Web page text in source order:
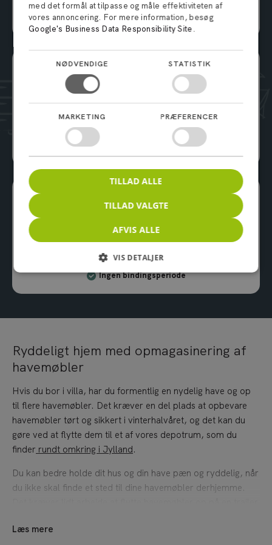
Ingen bindingsperiode
Mellem
6 m2 / 18 m3
Bestil depotrum
Ingen bindingsperiode
9 m2 / 27 m3
1.275,-
Bestil depotrum
Ingen bindingsperiode
Ryddeligt hjem med opmagasinering af
havemøbler
Hvis du bor i villa, har du formentlig en nydelig have og op
til flere havemøbler. Det kræver en del plads at opbevare
havemøbler tørt og sikkert i vinterhalvåret, og det kan du
gøre ved at flytte dem til et af vores depotrum, som du
finder rundt omkring i Jylland.
Du kan bedre holde dit hus og din have pæn og ryddelig, når
du ikke skal finde et sted til dine havemøbler derhjemme.
gengæld står de tørt, frostfrit og sikkert i depotrummet.
Læs mere
med det formål at tilpasse og måle effektiviteten af
vores annoncering. For mere information, besøg
Google's Business Data Responsibility Site.
NØDVENDIGE STATISTIK
MARKETING PRÆFERENCER
TILLAD VALGTE
TILLAD ALLE
AFVIS ALLE
VIS DETALJER